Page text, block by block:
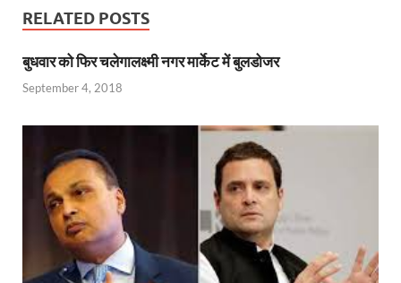
b
o
o
s
A
p
er
a
m
re
ss
RELATED POSTS
बुधवार को फिर चलेगालक्ष्मी नगर मार्केट में बुलडोजर
September 4, 2018